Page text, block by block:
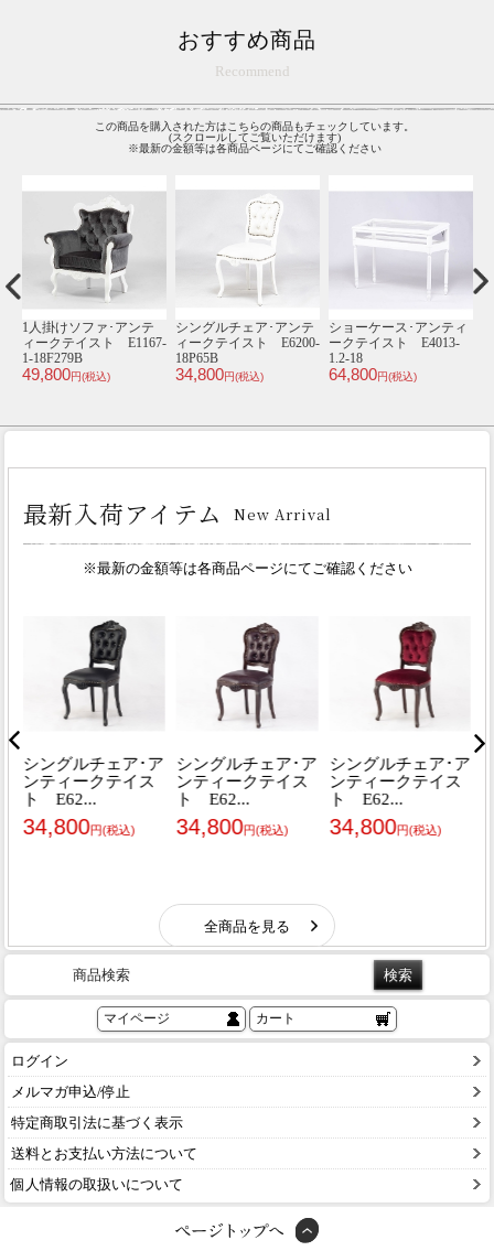
おすすめ商品
Recommend
この商品を購入された方はこちらの商品もチェックしています。
(スクロールしてご覧いただけます)
※最新の金額等は各商品ページにてご確認ください
1930年頃 ビーチ材
イギリス アンティー
ク・チェア
antique81001d
1人掛けソファ･アンテ
ィークテイスト
VL1F221K
48,800円(税込)
2人掛けソファ･アンテ
ィークテイスト
VC2F220PW
69,800円(税込)
商品検索
マイページ カート
ログイン
メルマガ申込/停止
特定商取引法に基づく表示
送料とお支払い方法について
個人情報の取扱いについて